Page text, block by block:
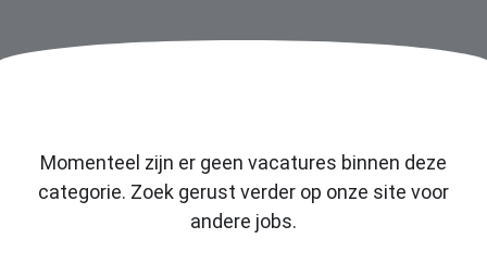
Momenteel zijn er geen vacatures binnen deze
categorie. Zoek gerust verder op onze site voor
andere jobs.